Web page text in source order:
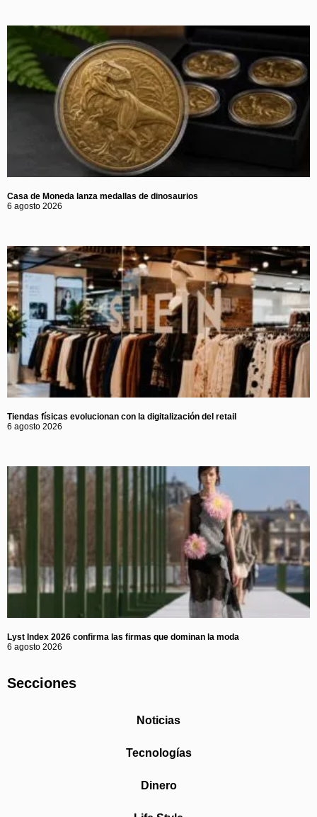
Casa de Moneda lanza medallas de dinosaurios
6 agosto 2026
Tiendas físicas evolucionan con la digitalización del retail
6 agosto 2026
Lyst Index 2026 confirma las firmas que dominan la moda
6 agosto 2026
Secciones
Noticias
Tecnologías
Dinero